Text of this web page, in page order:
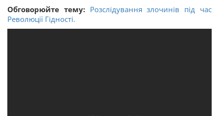
Обговорюйте тему: Розслідування злочинів під час
Революції Гідності.